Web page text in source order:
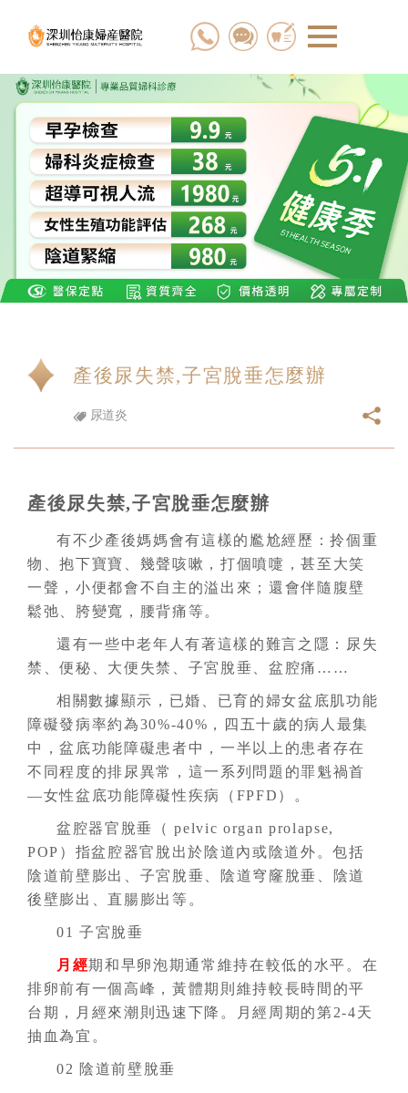
產後尿失禁,子宮脫垂怎麼辦
尿道炎
產後尿失禁,子宮脫垂怎麼辦
有不少產後媽媽會有這樣的尷尬經歷：拎個重
物、抱下寶寶、幾聲咳嗽，打個噴嚏，甚至大笑
一聲，小便都會不自主的溢出來；還會伴隨腹壁
鬆弛、胯變寬，腰背痛等。
還有一些中老年人有著這樣的難言之隱：尿失
禁、便秘、大便失禁、子宮脫垂、盆腔痛……
相關數據顯示，已婚、已育的婦女盆底肌功能
障礙發病率約為30%-40%，四五十歲的病人最集
中，盆底功能障礙患者中，一半以上的患者存在
不同程度的排尿異常，這一系列問題的罪魁禍首
—女性盆底功能障礙性疾病（FPFD）。
盆腔器官脫垂（ pelvic organ prolapse,
POP）指盆腔器官脫出於陰道內或陰道外。包括
陰道前壁膨出、子宮脫垂、陰道穹窿脫垂、陰道
後壁膨出、直腸膨出等。
01 子宮脫垂
月經期和早卵泡期通常維持在較低的水平。在
排卵前有一個高峰，黃體期則維持較長時間的平
台期，月經來潮則迅速下降。月經周期的第2-4天
抽血為宜。
02 陰道前壁脫垂